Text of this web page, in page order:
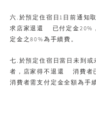
六.於預定住宿日1日前通知
求店家退還 已付定金20%
定金之80%為手續費。
七.於預定住宿日當日未到或
者，店家得不退還 消費者
消費者需支付定金全額為手